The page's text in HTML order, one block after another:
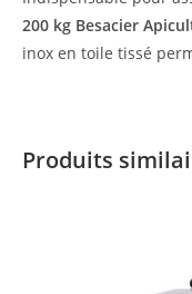
200 kg Besacier
inox en toile tissé
Produits